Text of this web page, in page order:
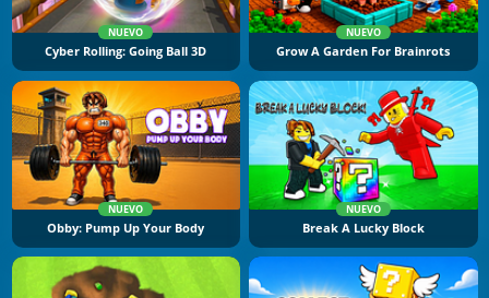
NUEVO
Cyber Rolling: Going Ball 3D
NUEVO
Grow A Garden For Brainrots
NUEVO
Obby: Pump Up Your Body
NUEVO
Break A Lucky Block